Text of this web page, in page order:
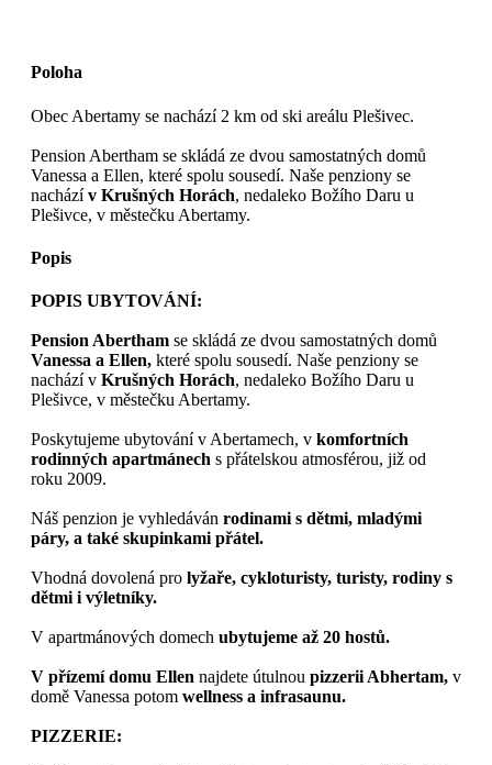
Poloha
Obec Abertamy se nachází 2 km od ski areálu Plešivec.
Pension Abertham se skládá ze dvou samostatných domů
Vanessa a Ellen, které spolu sousedí. Naše penziony se
nacházív Krušných Horách, nedaleko Božího Daru u
Plešivce, v městečku Abertamy.
Popis
POPIS UBYTOVÁNÍ:
Pension Abertham se skládá ze dvou samostatných domů
Vanessa a Ellen, které spolu sousedí. Naše penziony se
nachází v Krušných Horách, nedaleko Božího Daru u
Plešivce, v městečku Abertamy.
Poskytujeme ubytování v Abertamech, v komfortních
rodinných apartmánech s přátelskou atmosférou, již od
roku 2009.
Náš penzion je vyhledáván rodinami s dětmi, mladými
páry, a také skupinkami přátel.
Vhodná dovolená pro lyžaře, cykloturisty, turisty, rodiny s
dětmi i výletníky.
V apartmánových domech ubytujeme až 20 hostů.
V přízemí domu Ellen najdete útulnou pizzerii Abhertam, v
domě Vanessa potom wellness a infrasaunu.
PIZZERIE: